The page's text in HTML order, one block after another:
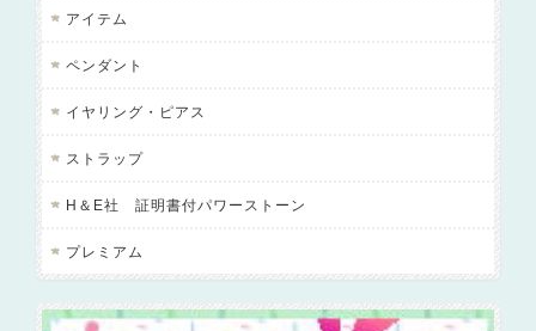
アイテム
ペンダント
イヤリング・ピアス
ストラップ
H＆E社 証明書付パワーストーン
プレミアム